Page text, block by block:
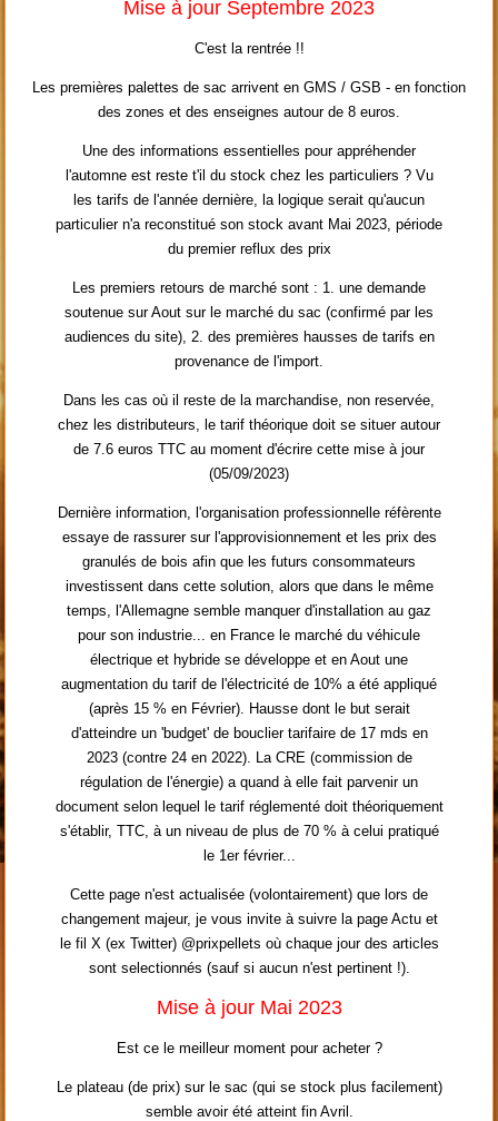
Mise à jour Septembre 2023
C'est la rentrée !!
Les premières palettes de sac arrivent en GMS / GSB - en fonction
des zones et des enseignes autour de 8 euros.
Une des informations essentielles pour appréhender
l'automne est reste t'il du stock chez les particuliers ? Vu
les tarifs de l'année dernière, la logique serait qu'aucun
particulier n'a reconstitué son stock avant Mai 2023, période
du premier reflux des prix
Les premiers retours de marché sont : 1. une demande
soutenue sur Aout sur le marché du sac (confirmé par les
audiences du site), 2. des premières hausses de tarifs en
provenance de l'import.
Dans les cas où il reste de la marchandise, non reservée,
chez les distributeurs, le tarif théorique doit se situer autour
de 7.6 euros TTC au moment d'écrire cette mise à jour
(05/09/2023)
Dernière information, l'organisation professionnelle réfèrente
essaye de rassurer sur l'approvisionnement et les prix des
granulés de bois afin que les futurs consommateurs
investissent dans cette solution, alors que dans le même
temps, l'Allemagne semble manquer d'installation au gaz
pour son industrie... en France le marché du véhicule
électrique et hybride se développe et en Aout une
augmentation du tarif de l'électricité de 10% a été appliqué
(après 15 % en Février). Hausse dont le but serait
d'atteindre un 'budget' de bouclier tarifaire de 17 mds en
2023 (contre 24 en 2022). La CRE (commission de
régulation de l'énergie) a quand à elle fait parvenir un
document selon lequel le tarif réglementé doit théoriquement
s'établir, TTC, à un niveau de plus de 70 % à celui pratiqué
le 1er février...
Cette page n'est actualisée (volontairement) que lors de
changement majeur, je vous invite à suivre la page Actu et
le fil X (ex Twitter) @prixpellets où chaque jour des articles
sont selectionnés (sauf si aucun n'est pertinent !).
Mise à jour Mai 2023
Est ce le meilleur moment pour acheter ?
Le plateau (de prix) sur le sac (qui se stock plus facilement)
semble avoir été atteint fin Avril.